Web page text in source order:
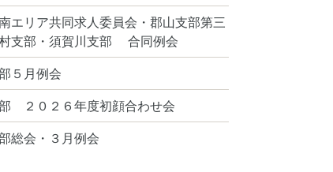
エリア共同求人委員会・郡山支部第三
支部・須賀川支部 合同例会
５月例会
２０２６年度初顔合わせ会
総会・３月例会